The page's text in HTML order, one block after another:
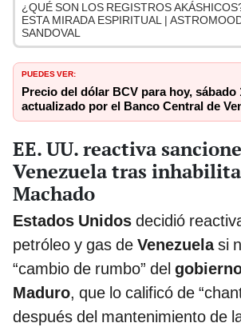
¿QUÉ SON LOS REGISTROS
ESTA MIRADA ESPIRITUAL |
SANDOVAL
PUEDES VER:
Precio del dólar BCV para hoy, sábado
actualizado por el Banco Central de
EE. UU. reactiva
Venezuela tras
Machado
Estados Unidos decidió
petróleo y gas de Venezuelasi
“cambio de rumbo” del
Maduro, que lo calificó de
después del mantenimiento de